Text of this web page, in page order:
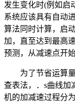
发生变化时(例如启
系统应该具有自动
算法同时计算，启
加，直至达到最高
预测，从减速点开
为了节省运算量
查表法，．s曲线加
机的加减速过程分